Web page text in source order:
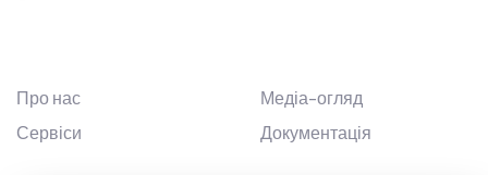
Про нас
Сервіси
Медіа-огляд
Документація